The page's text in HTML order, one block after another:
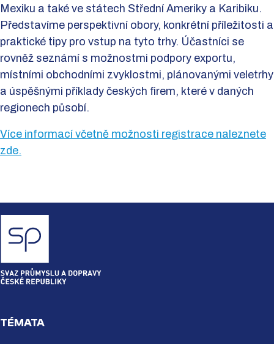
Mexiku a také ve státech Střední Ameriky a Karibiku.
Představíme perspektivní obory, konkrétní příležitosti a
praktické tipy pro vstup na tyto trhy. Účastníci se
rovněž seznámí s možnostmi podpory exportu,
místními obchodními zvyklostmi, plánovanými veletrhy
a úspěšnými příklady českých firem, které v daných
regionech působí.
Více informací včetně možnosti registrace naleznete
zde.
TÉMATA